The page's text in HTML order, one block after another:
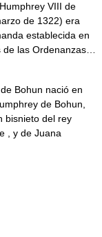
VIII de
de 1322) era
establecida en
las Ordenanzas…
Bohun nació en
de Bohun,
bisnieto del rey
, y de Juana